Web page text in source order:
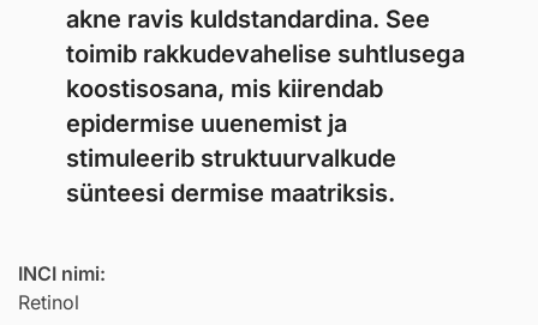
akne ravis kuldstandardina. See
toimib rakkudevahelise suhtlusega
koostisosana, mis kiirendab
epidermise uuenemist ja
stimuleerib struktuurvalkude
sünteesi dermise maatriksis.
INCI nimi:
Retinol